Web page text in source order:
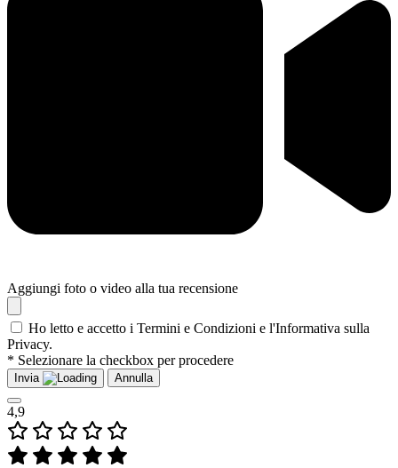
Aggiungi foto o video alla tua recensione
Ho letto e accetto i Termini e Condizioni e l'Informativa sulla
Privacy.
* Selezionare la checkbox per procedere
Invia Annulla
4,9